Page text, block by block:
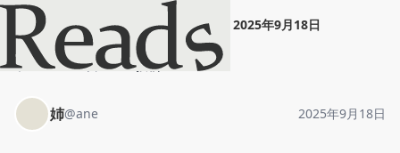
姉 "渋沢栄一 100の金言 2025年9月18日
ホーム 姉 投稿
姉@ane 2025年9月18日